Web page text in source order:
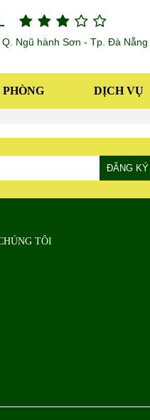
Ngũ hành Sơn - Tp. Đà Nẵng
DỊCH VỤ
TÔI